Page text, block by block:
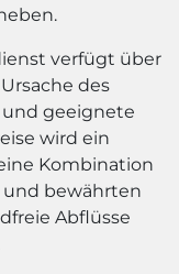
verfügt über
des
geeignete
wird ein
Kombination
und bewährten
Abflüsse